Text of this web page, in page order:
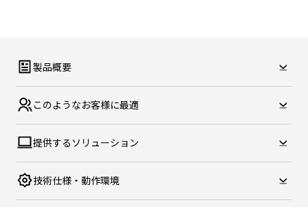
製品概要
このようなお客様に最適
提供する ソリューション
技術仕様・ 動作環境